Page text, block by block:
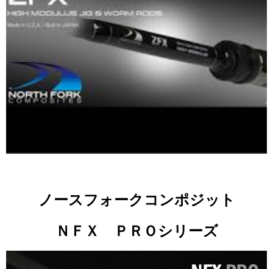
ノースフォークコンポジット
ＮＦＸ ＰＲＯシリーズ